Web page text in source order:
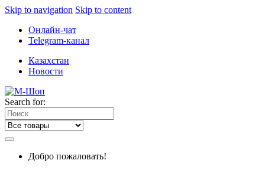
Skip to navigation Skip to content
Онлайн-чат
Telegram-канал
Казахстан
Новости
Search for:
Добро пожаловать!